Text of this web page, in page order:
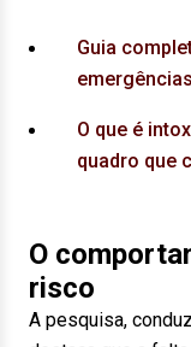
Guia
O que é
quadro que
O
risco
A pesquisa,